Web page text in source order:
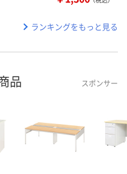
ランキングをもっと見る
品 スポンサー